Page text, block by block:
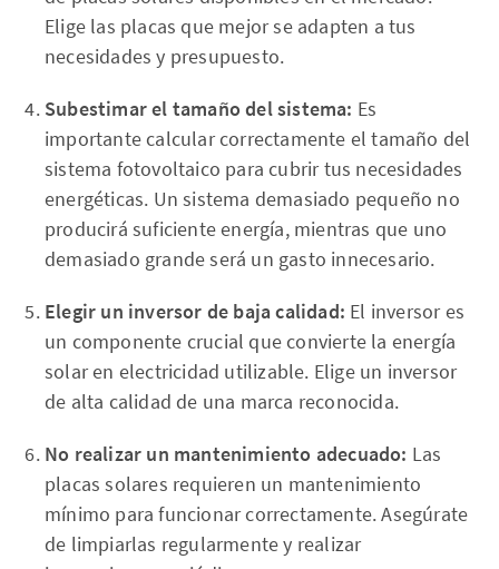
Elige las placas que mejor se adapten a tus
necesidades y presupuesto.
Subestimar el tamaño del sistema: Es
importante calcular correctamente el tamaño del
sistema fotovoltaico para cubrir tus necesidades
energéticas. Un sistema demasiado pequeño no
producirá suficiente energía, mientras que uno
demasiado grande será un gasto innecesario.
Elegir un inversor de baja calidad: El inversor es
un componente crucial que convierte la energía
solar en electricidad utilizable. Elige un inversor
de alta calidad de una marca reconocida.
No realizar un mantenimiento adecuado: Las
placas solares requieren un mantenimiento
mínimo para funcionar correctamente. Asegúrate
de limpiarlas regularmente y realizar